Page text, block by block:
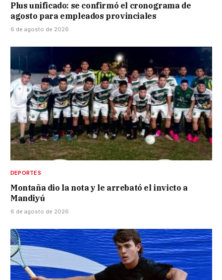
Plus unificado: se confirmó el cronograma de
agosto para empleados provinciales
6 de agosto de 2026
DEPORTES
Montaña dio la nota y le arrebató el invicto a
Mandiyú
6 de agosto de 2026